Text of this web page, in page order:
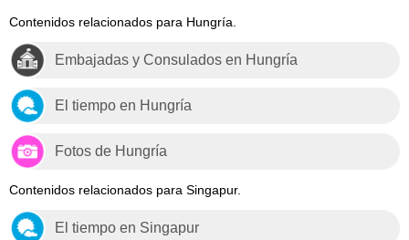
Contenidos relacionados para Hungría.
Embajadas y Consulados en Hungría
El tiempo en Hungría
Fotos de Hungría
Contenidos relacionados para Singapur.
El tiempo en Singapur